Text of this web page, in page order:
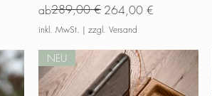
ab
Standardpreis
289,00 € 264,00 €
Sale-Preis
inkl. MwSt. | zzgl. Versand
NEU